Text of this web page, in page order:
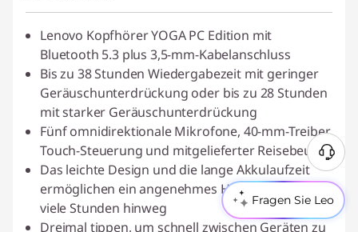
Fragen Sie Leo
Lenovo Kopfhörer YOGA PC Edition mit
Bluetooth 5.3 plus 3,5-mm-Kabelanschluss
Bis zu 38 Stunden Wiedergabezeit mit geringer
Geräuschunterdrückung oder bis zu 28 Stunden
mit starker Geräuschunterdrückung
Fünf omnidirektionale Mikrofone, 40-mm-Treiber,
Touch-Steuerung und mitgelieferter Reisebeutel
Das leichte Design und die lange Akkulaufzeit
ermöglichen ein angenehmes Hörerlebnis über
viele Stunden hinweg
Dreimal tippen, um schnell zwischen Geräten zu